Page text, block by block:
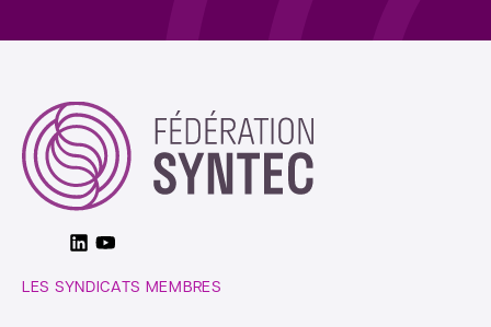
LinkedinYoutube
LES SYNDICATS MEMBRES